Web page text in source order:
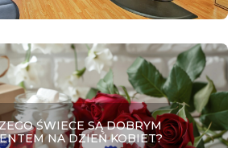
ŚWIECE SĄ DOBRYM
NA DZIEŃ KOBIET?